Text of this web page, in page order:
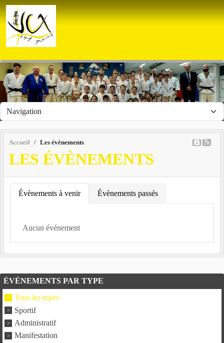
Accueil Les évènements
LES ÉVÈNEMENTS
Évènements à venir Évènements passés
Aucun événement
ÉVÉNEMENTS PAR TYPE
Tous les types
Sportif
Administratif
Manifestation
Panneau de gestion des cookies